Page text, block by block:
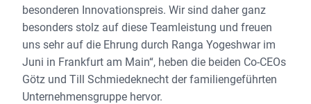
besonderen Innovationspreis. Wir sind daher ganz
besonders stolz auf diese Teamleistung und freuen
uns sehr auf die Ehrung durch Ranga Yogeshwar im
Juni in Frankfurt am Main“, heben die beiden Co-CEOs
Götz und Till Schmiedeknecht der familiengeführten
Unternehmensgruppe hervor.